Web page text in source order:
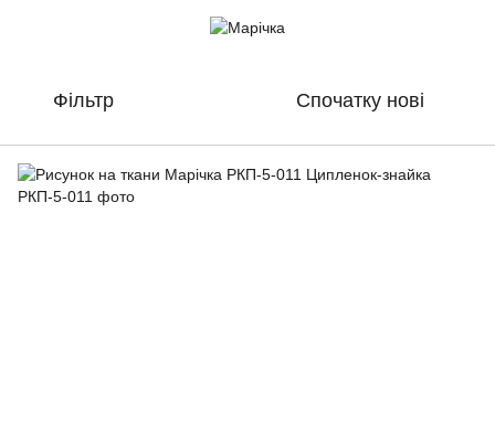
Фільтр Спочатку нові